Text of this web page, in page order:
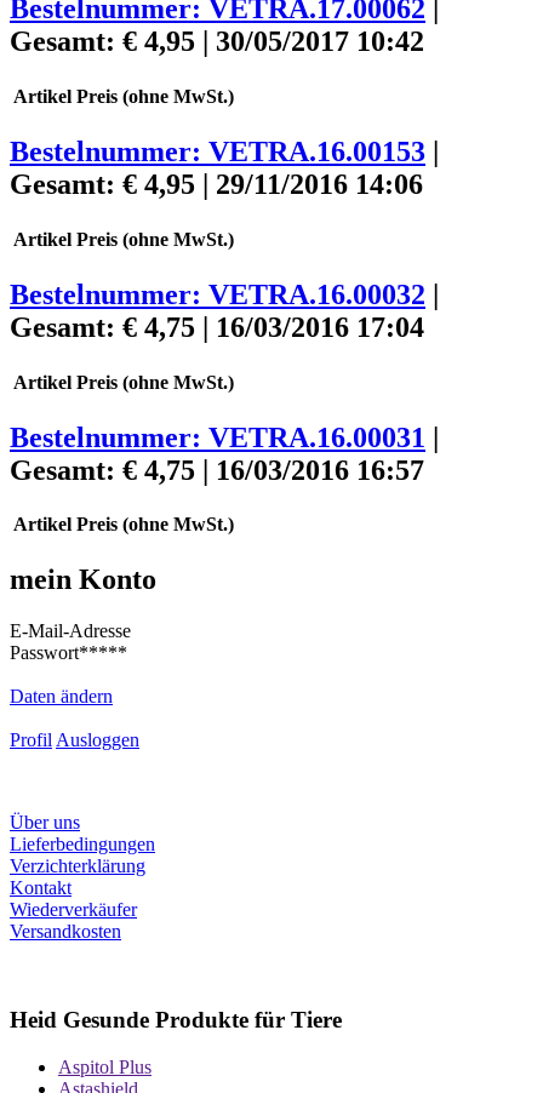
Bestelnummer: VETRA.17.00062
Gesamt: € 4,95 | 30/05/2017 10:42
Artikel Preis (ohne MwSt.)
Bestelnummer: VETRA.16.00153 |
Gesamt: € 4,95 | 29/11/2016 14:06
Artikel Preis (ohne MwSt.)
Bestelnummer: VETRA.16.00032 |
Gesamt: € 4,75 | 16/03/2016 17:04
Artikel Preis (ohne MwSt.)
Bestelnummer: VETRA.16.00031 |
Gesamt: € 4,75 | 16/03/2016 16:57
Artikel Preis (ohne MwSt.)
mein Konto
E-Mail-Adresse
Passwort*****
Daten ändern
Profil Ausloggen
Über uns
Lieferbedingungen
Verzichterklärung
Kontakt
Wiederverkäufer
Versandkosten
Heid Gesunde Produkte für Tiere
Aspitol Plus
Astashield